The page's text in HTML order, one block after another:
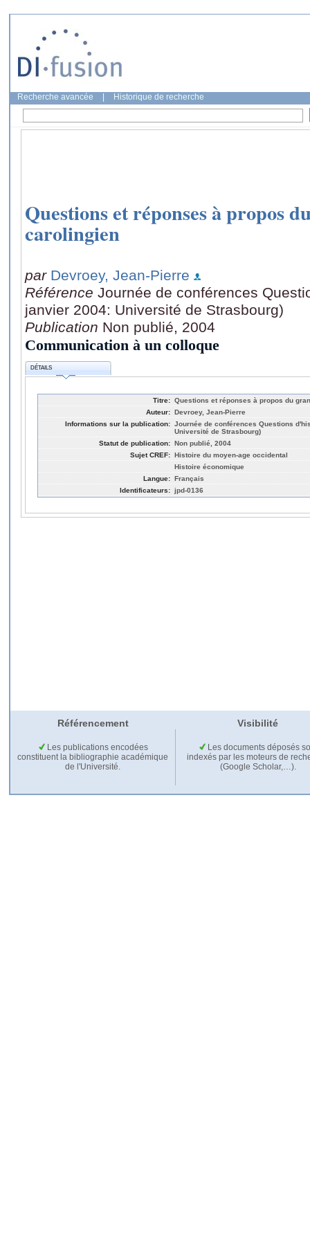
Recherche avancée Historique de recherche
Questions et réponses à propos
carolingien
par Devroey, Jean-Pierre
Référence Journée de conférences
janvier 2004: Université de Strasbourg)
Publication Non publié, 2004
Communication à un colloque
DÉTAILS
Titre: Questions et réponses à propos du
Auteur: Devroey, Jean-Pierre
Informations sur la publication: Journée de conférences Questions
Université de Strasbourg)
Statut de publication: Non publié, 2004
Sujet CREF: Histoire du moyen-age occidental
Histoire économique
Langue: Français
Identificateurs: jpd-0136
Référencement Visibilité
Les publications encodées
constituent la bibliographie académique
de l'Université.
Les documents déposés
indexés par les moteurs de
(Google Scholar,…).